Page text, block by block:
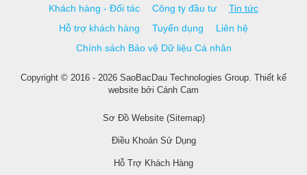
Khách hàng - Đối tác
Công ty đầu tư
Tin tức
Hỗ trợ khách hàng
Tuyển dụng
Liên hệ
Chính sách Bảo vệ Dữ liệu Cá nhân
Copyright © 2016 - 2026 SaoBacDau Technologies Group. Thiết kế
website bởi Cánh Cam
Sơ Đồ Website (Sitemap)
Điều Khoản Sử Dụng
Hỗ Trợ Khách Hàng